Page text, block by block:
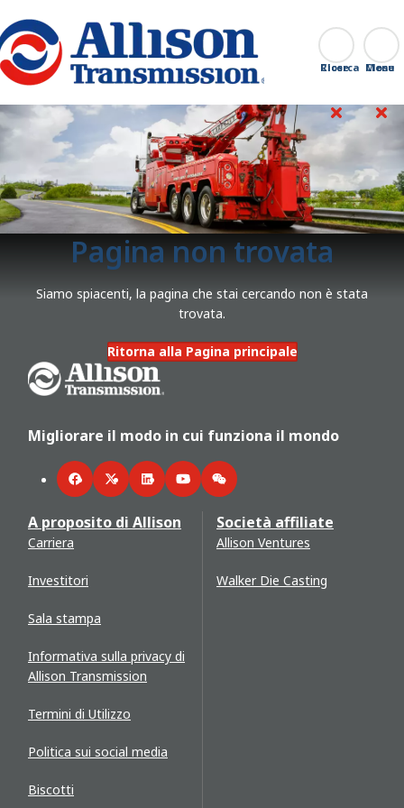
Go Home Ricerca
Close
Pagina non trovata
Siamo spiacenti, la pagina che stai cercando non è stata
trovata.
Ritorna alla Pagina principale
Go Home
Migliorare il modo in cui funziona il mondo
FacebookTwitterLinkedInYouTubeWeChat
A proposito di Allison
Carriera
Investitori
Sala stampa
Informativa sulla privacy di
Allison Transmission
Termini di Utilizzo
Politica sui social media
Biscotti
Società affiliate
Allison Ventures
Walker Die Casting